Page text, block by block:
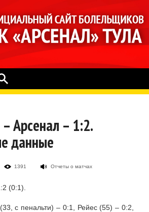
Арсенал – 1:2.
данные
1391 Отчеты о матчах
(0:1).
с пенальти) – 0:1, Рейес (55) – 0:2,